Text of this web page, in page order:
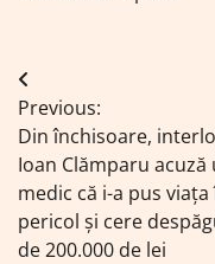
Navigare
în
articole
Previous:
Din închisoare,
Ioan Clămparu acuză
medic că i-a pus viața
pericol şi cere
de 200.000 de lei